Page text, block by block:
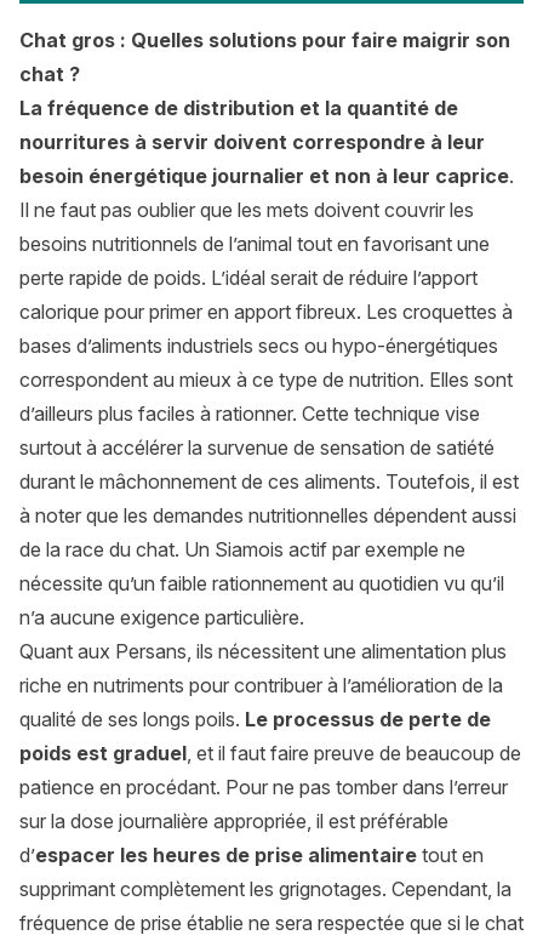
Chat gros : Quelles solutions pour faire maigrir son
chat ?
La fréquence de distribution et la quantité de
nourritures à servir doivent correspondre à leur
besoin énergétique journalier et non à leur caprice.
Il ne faut pas oublier que les mets doivent couvrir les
besoins nutritionnels de l’animal tout en favorisant une
perte rapide de poids. L’idéal serait de réduire l’apport
calorique pour primer en apport fibreux. Les croquettes à
bases d’aliments industriels secs ou hypo-énergétiques
correspondent au mieux à ce type de nutrition. Elles sont
d’ailleurs plus faciles à rationner. Cette technique vise
surtout à accélérer la survenue de sensation de satiété
durant le mâchonnement de ces aliments. Toutefois, il est
à noter que les demandes nutritionnelles dépendent aussi
de la race du chat. Un Siamois actif par exemple ne
nécessite qu’un faible rationnement au quotidien vu qu’il
n’a aucune exigence particulière.
Quant aux Persans, ils nécessitent une alimentation plus
riche en nutriments pour contribuer à l’amélioration de la
qualité de ses longs poils. Le processus de perte de
poids est graduel, et il faut faire preuve de beaucoup de
patience en procédant. Pour ne pas tomber dans l’erreur
sur la dose journalière appropriée, il est préférable
d’espacer les heures de prise alimentaire tout en
supprimant complètement les grignotages. Cependant, la
fréquence de prise établie ne sera respectée que si le chat